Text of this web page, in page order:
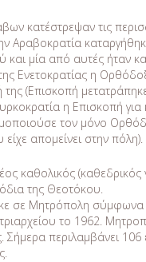
κατέστρεψαν τις
Αραβοκρατία
και μία από αυτές ήταν
Ενετοκρατίας η
(Επισκοπή
η Επισκοπή για
τον μόνο
απομείνει στην πόλη).
καθολικός (καθεδρικός
της Θεοτόκου.
σε Μητρόπολη
το 1962.
Σήμερα περιλαμβάνει 106